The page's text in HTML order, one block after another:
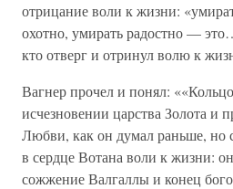
отрицание воли к жизни:
охотно, умирать радостно —
кто отверг и отринул волю к
Вагнер прочел и понял:
исчезновении царства Золота и
Любви, как он думал раньше, но
в сердце Вотана воли к жизни:
сожжение Валгаллы и конец